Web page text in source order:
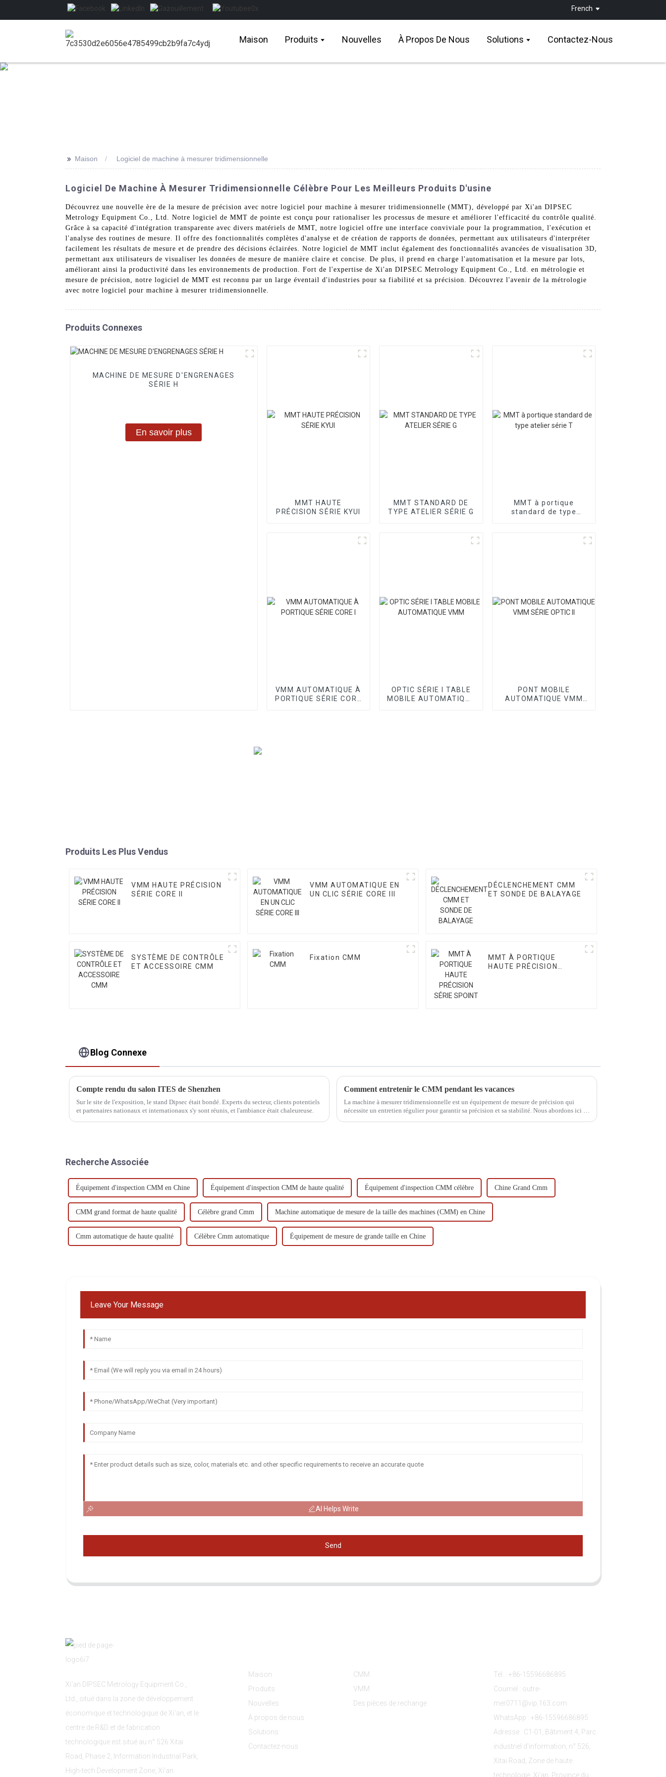
French
Maison Produits Nouvelles À Propos De Nous Solutions Contactez-Nous
>> Maison Logiciel de machine à mesurer tridimensionnelle
Logiciel De Machine À Mesurer Tridimensionnelle Célèbre Pour Les Meilleurs Produits D'usine
Découvrez une nouvelle ère de la mesure de précision avec notre logiciel pour machine à mesurer tridimensionnelle (MMT), développé par Xi'an DIPSEC
Metrology Equipment Co., Ltd. Notre logiciel de MMT de pointe est conçu pour rationaliser les processus de mesure et améliorer l'efficacité du contrôle qualité.
Grâce à sa capacité d'intégration transparente avec divers matériels de MMT, notre logiciel offre une interface conviviale pour la programmation, l'exécution et
l'analyse des routines de mesure. Il offre des fonctionnalités complètes d'analyse et de création de rapports de données, permettant aux utilisateurs d'interpréter
facilement les résultats de mesure et de prendre des décisions éclairées. Notre logiciel de MMT inclut également des fonctionnalités avancées de visualisation 3D,
permettant aux utilisateurs de visualiser les données de mesure de manière claire et concise. De plus, il prend en charge l'automatisation et la mesure par lots,
améliorant ainsi la productivité dans les environnements de production. Fort de l'expertise de Xi'an DIPSEC Metrology Equipment Co., Ltd. en métrologie et
mesure de précision, notre logiciel de MMT est reconnu par un large éventail d'industries pour sa fiabilité et sa précision. Découvrez l'avenir de la métrologie
avec notre logiciel pour machine à mesurer tridimensionnelle.
Produits Connexes
MACHINE DE MESURE D'ENGRENAGES
SÉRIE H
En savoir plus
MMT HAUTE
PRÉCISION SÉRIE KYUI
MMT STANDARD DE
TYPE ATELIER SÉRIE G
MMT à portique
standard de type
VMM AUTOMATIQUE À
PORTIQUE SÉRIE CORE
OPTIC SÉRIE I TABLE
MOBILE AUTOMATIQUE
PONT MOBILE
AUTOMATIQUE VMM
Produits Les Plus Vendus
VMM HAUTE PRÉCISION
SÉRIE CORE II
VMM AUTOMATIQUE EN
UN CLIC SÉRIE CORE III
DÉCLENCHEMENT CMM
ET SONDE DE BALAYAGE
SYSTÈME DE CONTRÔLE
ET ACCESSOIRE CMM
Fixation CMM
MMT À PORTIQUE
HAUTE PRÉCISION
Blog Connexe
Compte rendu du salon ITES de Shenzhen
Sur le site de l'exposition, le stand Dipsec était bondé. Experts du secteur, clients potentiels
et partenaires nationaux et internationaux s'y sont réunis, et l'ambiance était chaleureuse.
Comment entretenir le CMM pendant les vacances
La machine à mesurer tridimensionnelle est un équipement de mesure de précision qui
nécessite un entretien régulier pour garantir sa précision et sa stabilité. Nous abordons ici le
Recherche Associée
Équipement d'inspection CMM en Chine Équipement d'inspection CMM de haute qualité Équipement d'inspection CMM célèbre Chine Grand Cmm
CMM grand format de haute qualité Célèbre grand Cmm Machine automatique de mesure de la taille des machines (CMM) en Chine
Cmm automatique de haute qualité Célèbre Cmm automatique Équipement de mesure de grande taille en Chine
Leave Your Message
AI Helps Write
Send
Xi'an DIPSEC Metrology Equipment Co.,
Ltd., situé dans la zone de développement
économique et technologique de Xi'an, et le
centre de R&D et de fabrication
technologique est situé au n° 526 Xitai
Road, Phase 2, Information Industrial Park,
High-tech Development Zone, Xi'an.
Maison
Produits
Nouvelles
À propos de nous
Solutions
Contactez-nous
CMM
VMM
Des pièces de rechange
Tél. : +86-15596686895
Courriel : outre-
mer0711@vip.163.com
WhatsApp : +86-15596686895
Adresse : C1-01, Bâtiment 4, Parc
industriel d'information, n° 526,
Xitai Road, Zone de haute
technologie, Xi'an, Province du